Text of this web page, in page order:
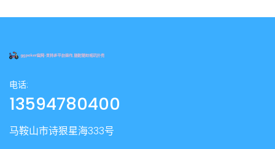
电话:
13594780400
马鞍山市诗狠星海333号